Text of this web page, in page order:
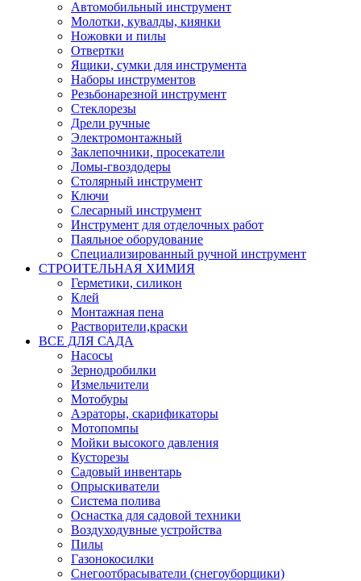
Автомобильный инструмент
Молотки, кувалды, киянки
Ножовки и пилы
Отвертки
Ящики, сумки для инструмента
Наборы инструментов
Резьбонарезной инструмент
Стеклорезы
Дрели ручные
Электромонтажный
Заклепочники, просекатели
Ломы-гвоздодеры
Столярный инструмент
Ключи
Слесарный инструмент
Инструмент для отделочных работ
Паяльное оборудование
Специализированный ручной инструмент
СТРОИТЕЛЬНАЯ ХИМИЯ
Герметики, силикон
Клей
Монтажная пена
Растворители,краски
ВСЕ ДЛЯ САДА
Насосы
Зернодробилки
Измельчители
Мотобуры
Аэраторы, скарификаторы
Мотопомпы
Мойки высокого давления
Кусторезы
Садовый инвентарь
Опрыскиватели
Система полива
Оснастка для садовой техники
Воздуходувные устройства
Пилы
Газонокосилки
Снегоотбрасыватели (снегоуборщики)